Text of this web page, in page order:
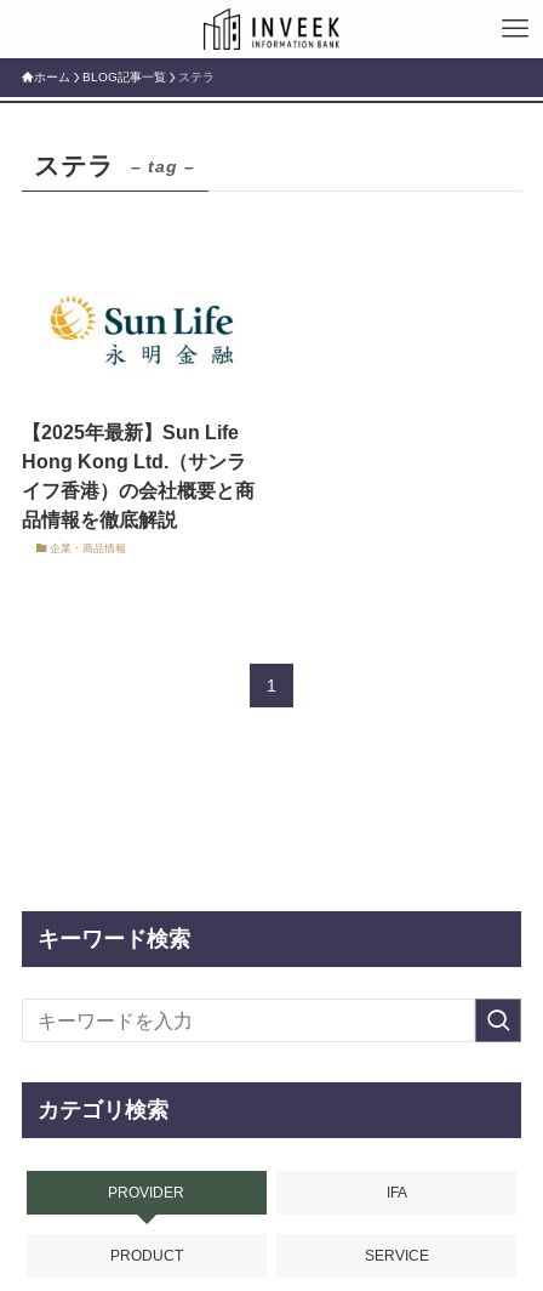
ホーム BLOG記事一覧 ステラ
ステラ – tag –
【2025年最新】Sun Life
Hong Kong Ltd.（サンラ
イフ香港）の会社概要と商
品情報を徹底解説
企業・商品情報
1
キーワード検索
カテゴリ検索
PROVIDER IFA
PRODUCT SERVICE